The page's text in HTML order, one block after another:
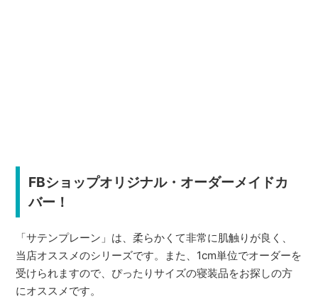
FBショップオリジナル・オーダーメイドカ
バー！
「サテンプレーン」は、柔らかくて非常に肌触りが良く、
当店オススメのシリーズです。また、1cm単位でオーダーを
受けられますので、ぴったりサイズの寝装品をお探しの方
にオススメです。